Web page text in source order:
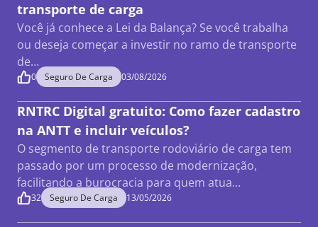
transporte de carga
Você já conhece a Lei da Balança? Se você trabalha
ou deseja começar a investir no ramo de transporte
de…
0 Seguro De Carga 03/08/2026
RNTRC Digital gratuito: Como fazer cadastro
na ANTT e incluir veículos?
O segmento de transporte rodoviário de carga tem
passado por um processo de modernização,
facilitando a burocracia para quem atua…
32 Seguro De Carga 13/05/2026